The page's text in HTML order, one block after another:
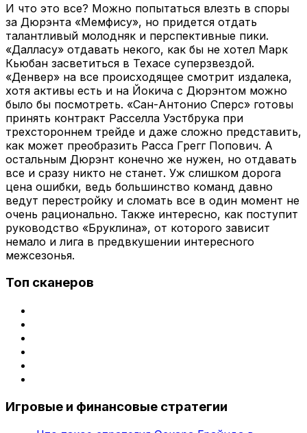
И что это все? Можно попытаться влезть в споры
за Дюрэнта «Мемфису», но придется отдать
талантливый молодняк и перспективные пики.
«Далласу» отдавать некого, как бы не хотел Марк
Кьюбан засветиться в Техасе суперзвездой.
«Денвер» на все происходящее смотрит издалека,
хотя активы есть и на Йокича с Дюрэнтом можно
было бы посмотреть. «Сан-Антонио Сперс» готовы
принять контракт Расселла Уэстбрука при
трехстороннем трейде и даже сложно представить,
как может преобразить Расса Грегг Попович. А
остальным Дюрэнт конечно же нужен, но отдавать
все и сразу никто не станет. Уж слишком дорога
цена ошибки, ведь большинство команд давно
ведут перестройку и сломать все в один момент не
очень рационально. Также интересно, как поступит
руководство «Бруклина», от которого зависит
немало и лига в предвкушении интересного
межсезонья.
Топ сканеров
Игровые и финансовые стратегии